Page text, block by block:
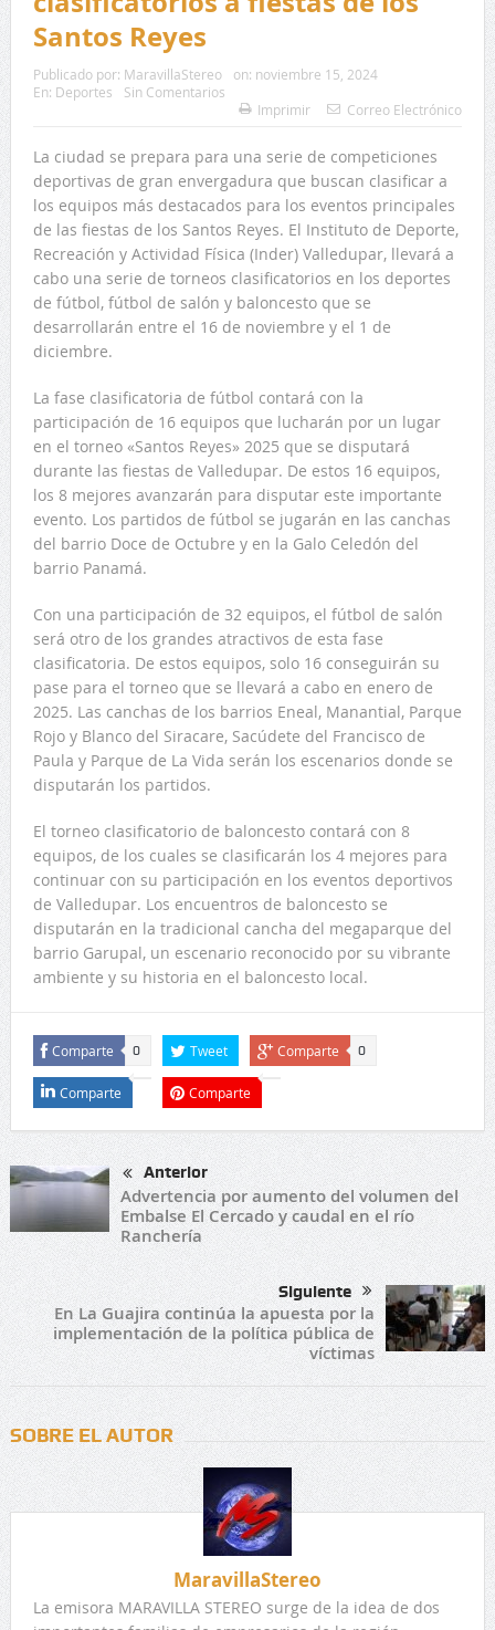
Santos Reyes
Publicado por: MaravillaStereo on: noviembre 15, 2024
En: Deportes
Sin Comentarios
Imprimir
Correo Electrónico
La ciudad se prepara para una serie de competiciones
deportivas de gran envergadura que buscan clasificar a
los equipos más destacados para los eventos principales
de las fiestas de los Santos Reyes. El Instituto de Deporte,
Recreación y Actividad Física (Inder) Valledupar, llevará a
cabo una serie de torneos clasificatorios en los deportes
de fútbol, fútbol de salón y baloncesto que se
desarrollarán entre el 16 de noviembre y el 1 de
diciembre.
La fase clasificatoria de fútbol contará con la
participación de 16 equipos que lucharán por un lugar
en el torneo «Santos Reyes» 2025 que se disputará
durante las fiestas de Valledupar. De estos 16 equipos,
los 8 mejores avanzarán para disputar este importante
evento. Los partidos de fútbol se jugarán en las canchas
del barrio Doce de Octubre y en la Galo Celedón del
barrio Panamá.
Con una participación de 32 equipos, el fútbol de salón
será otro de los grandes atractivos de esta fase
clasificatoria. De estos equipos, solo 16 conseguirán su
pase para el torneo que se llevará a cabo en enero de
2025. Las canchas de los barrios Eneal, Manantial, Parque
Rojo y Blanco del Siracare, Sacúdete del Francisco de
Paula y Parque de La Vida serán los escenarios donde se
disputarán los partidos.
El torneo clasificatorio de baloncesto contará con 8
equipos, de los cuales se clasificarán los 4 mejores para
continuar con su participación en los eventos deportivos
de Valledupar. Los encuentros de baloncesto se
disputarán en la tradicional cancha del megaparque del
barrio Garupal, un escenario reconocido por su vibrante
ambiente y su historia en el baloncesto local.
Comparte 0 Tweet Comparte 0
Comparte Comparte
Anterior
Advertencia por aumento del volumen del
Embalse El Cercado y caudal en el río
Ranchería
Siguiente
En La Guajira continúa la apuesta por la
implementación de la política pública de
víctimas
SOBRE EL AUTOR
MaravillaStereo
La emisora MARAVILLA STEREO surge de la idea de dos